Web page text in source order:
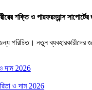
শক্তি ও পারফরম্যান্স
পরিচিত। নতুন ব্যবহারকারীদের
দাম 2026
ও দাম 2026